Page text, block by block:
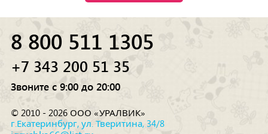
8 800 511 1305
+7 343 200 51 35
Звоните с 9:00 до 20:00
© 2010 - 2026 ООО «УРАЛВИК»
г.Екатеринбург, ул. Тверитина, 34/8